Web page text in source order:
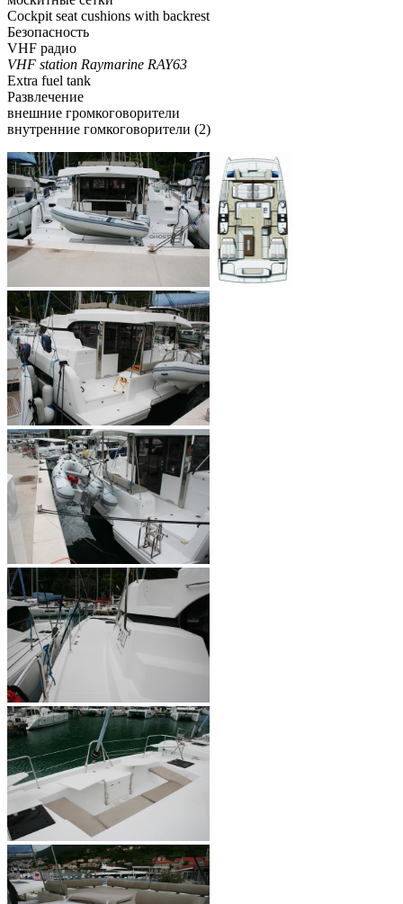
Cockpit seat cushions with backrest
Безопасность
VHF радио
VHF station Raymarine RAY63
Extra fuel tank
Развлечение
внешние громкоговорители
внутренние гомкоговорители (2)